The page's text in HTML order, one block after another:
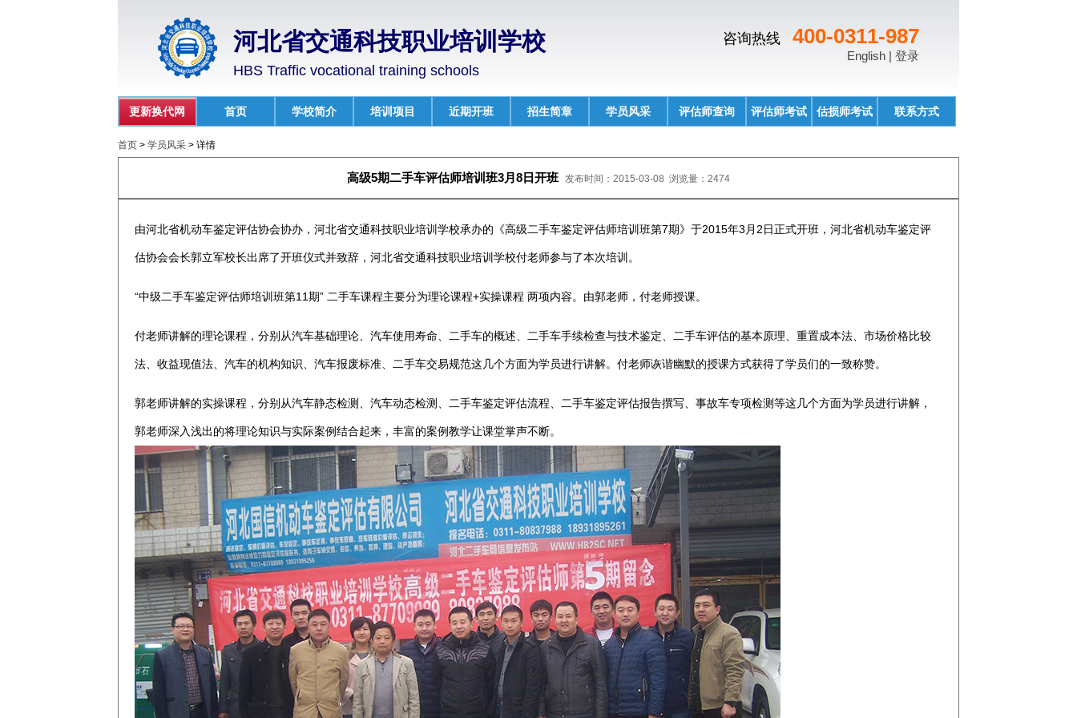
河北省交通科技职业培训学校
HBS Traffic vocational training schools
咨询热线 400-0311-987
English | 登录
更新换代网 首页 学校简介 培训项目 近期开班 招生简章 学员风采 评估师查询 评估师考试 估损师考试 联系方式
首页 > 学员风采 > 详情
高级5期二手车评估师培训班3月8日开班 发布时间： 2015-03-08 浏览量： 2474
由河北省机动车鉴定评估协会协办，河北省交通科技职业培训学校承办的《高级二手车鉴定评估师培训班第7期》于2015年3月2日正式开班，河北省机动车鉴定评
估协会会长郭立军校长出席了开班仪式并致辞，河北省交通科技职业培训学校付老师参与了本次培训。
“中级二手车鉴定评估师培训班第11期” 二手车课程主要分为理论课程+实操课程 两项内容。由郭老师，付老师授课。
付老师讲解的理论课程，分别从汽车基础理论、汽车使用寿命、二手车的概述、二手车手续检查与技术鉴定、二手车评估的基本原理、重置成本法、市场价格比较
法、收益现值法、汽车的机构知识、汽车报废标准、二手车交易规范这几个方面为学员进行讲解。付老师诙谐幽默的授课方式获得了学员们的一致称赞。
郭老师讲解的实操课程，分别从汽车静态检测、汽车动态检测、二手车鉴定评估流程、二手车鉴定评估报告撰写、事故车专项检测等这几个方面为学员进行讲解，
郭老师深入浅出的将理论知识与实际案例结合起来，丰富的案例教学让课堂掌声不断。